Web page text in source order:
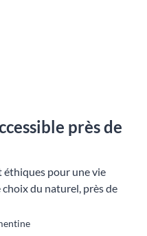
près de
éthiques pour une vie
du naturel, près de